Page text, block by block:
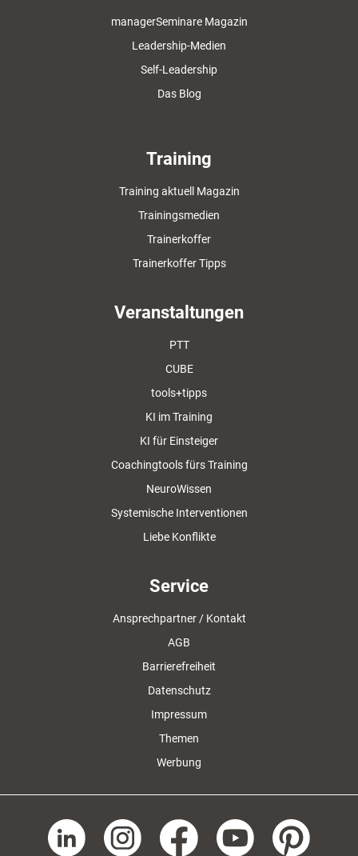
managerSeminare Magazin
Leadership-Medien
Self-Leadership
Das Blog
Training
Training aktuell Magazin
Trainingsmedien
Trainerkoffer
Trainerkoffer Tipps
Veranstaltungen
PTT
CUBE
tools+tipps
KI im Training
KI für Einsteiger
Coachingtools fürs Training
NeuroWissen
Systemische Interventionen
Liebe Konflikte
Service
Ansprechpartner / Kontakt
AGB
Barrierefreiheit
Datenschutz
Impressum
Themen
Werbung